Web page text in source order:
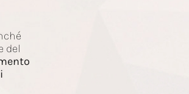
del